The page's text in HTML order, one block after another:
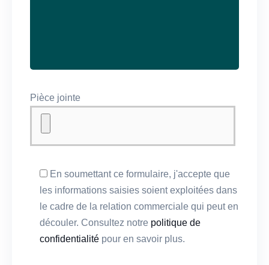
Pièce jointe
En soumettant ce formulaire, j'accepte que
les informations saisies soient exploitées dans
le cadre de la relation commerciale qui peut en
découler. Consultez notre politique de
confidentialité pour en savoir plus.